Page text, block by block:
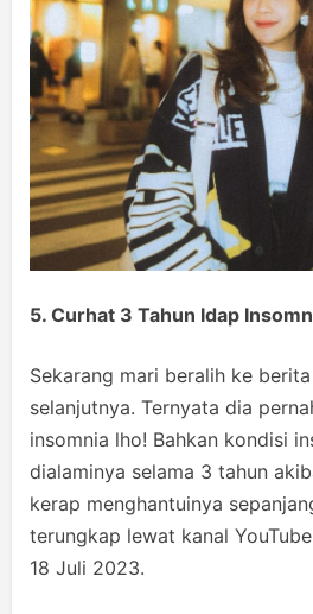
5. Curhat 3 Tahun Idap
Sekarang mari beralih ke
selanjutnya. Ternyata dia
insomnia lho! Bahkan kondisi
dialaminya selama 3 tahun
kerap menghantuinya
terungkap lewat kanal
18 Juli 2023.